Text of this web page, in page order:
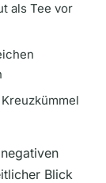
als Tee vor
Blick